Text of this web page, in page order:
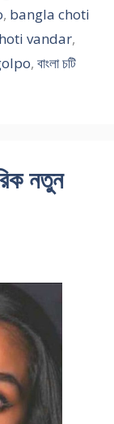
, bangla choti
vandar,
, বাংলা চটি
নতুন